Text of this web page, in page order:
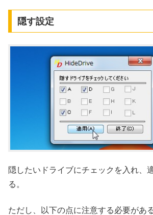
隠す設定
隠したいドライブにチェックを入れ、
る。
ただし、以下の点に注意する必要がある